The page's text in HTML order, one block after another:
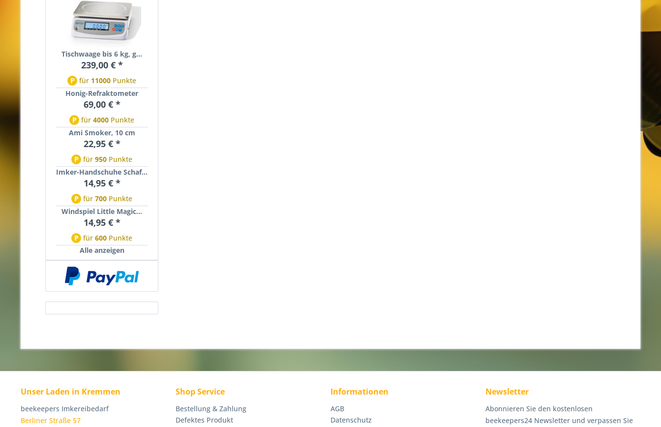
Tischwaage bis 6 kg, g...
239,00 € *
P für 11000 Punkte
Honig-Refraktometer
69,00 € *
P für 4000 Punkte
Ami Smoker, 10 cm
22,95 € *
P für 950 Punkte
Imker-Handschuhe Schaf...
14,95 € *
P für 700 Punkte
Windspiel Little Magic...
14,95 € *
P für 600 Punkte
Alle anzeigen
Unser Laden in Kremmen
beekeepers Imkereibedarf
Berliner Straße 57
Shop Service
Bestellung & Zahlung
Defektes Produkt
Informationen
AGB
Datenschutz
Newsletter
Abonnieren Sie den kostenlosen
beekeepers24 Newsletter und verpassen Sie